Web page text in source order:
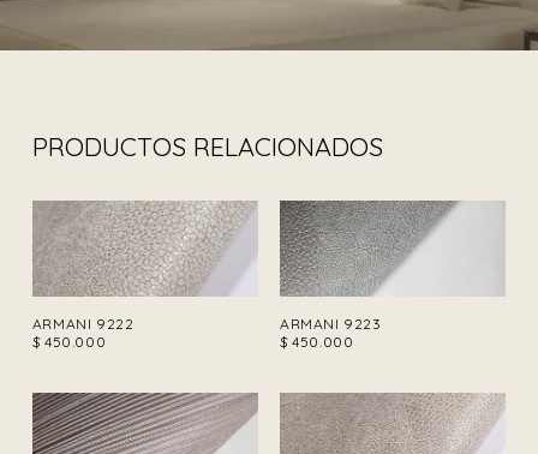
PRODUCTOS RELACIONADOS
ARMANI 9222
$450.000
ARMANI 9223
$450.000